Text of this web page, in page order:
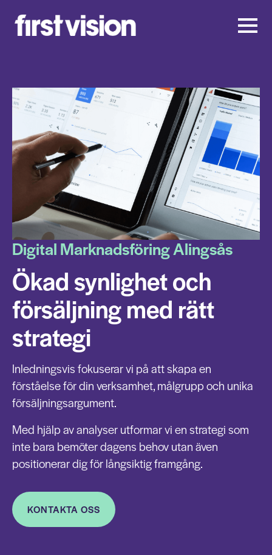
Digital Marknadsföring Alingsås
Ökad synlighet och
försäljning med rätt
strategi
Inledningsvis fokuserar vi på att skapa en
förståelse för din verksamhet, målgrupp och unika
försäljningsargument.
Med hjälp av analyser utformar vi en strategi som
inte bara bemöter dagens behov utan även
positionerar dig för långsiktig framgång.
KONTAKTA OSS